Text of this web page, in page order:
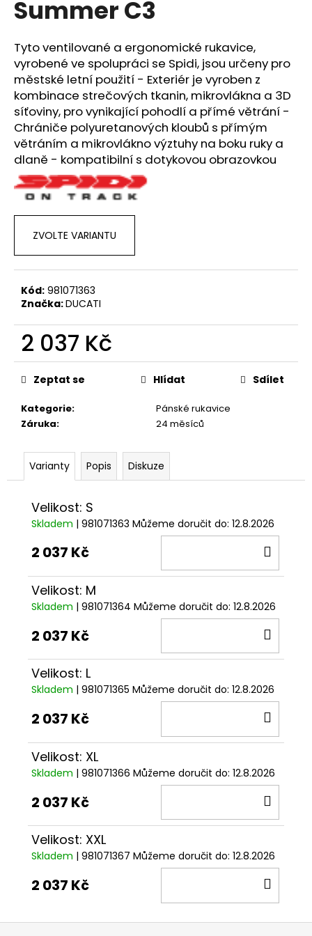
Summer C3
Tyto ventilované a ergonomické rukavice,
vyrobené ve spolupráci se Spidi, jsou určeny pro
městské letní použití - Exteriér je vyroben z
kombinace strečových tkanin, mikrovlákna a 3D
síťoviny, pro vynikající pohodlí a přímé větrání -
Chrániče polyuretanových kloubů s přímým
větráním a mikrovlákno výztuhy na boku ruky a
dlaně - kompatibilní s dotykovou obrazovkou
ZVOLTE VARIANTU
Kód: 981071363
Značka:DUCATI
2 037 Kč
Měrná
cena:
Kategorie:
Pánské rukavice
Záruka: 24 měsíců
Zeptat se Hlídat Sdílet
Varianty Popis Diskuze
Velikost: S
Skladem | 981071363 Můžeme doručit do: 12.8.2026
2 037 Kč
Velikost: M
Skladem | 981071364 Můžeme doručit do: 12.8.2026
2 037 Kč
Velikost: L
Skladem | 981071365 Můžeme doručit do: 12.8.2026
2 037 Kč
Velikost: XL
Skladem | 981071366 Můžeme doručit do: 12.8.2026
2 037 Kč
Velikost: XXL
Skladem | 981071367 Můžeme doručit do: 12.8.2026
2 037 Kč
a
í
t
?
HLEDAT
D
p
o
u
u
e
m
KŠILTOVKA
REPLICA
1
Z